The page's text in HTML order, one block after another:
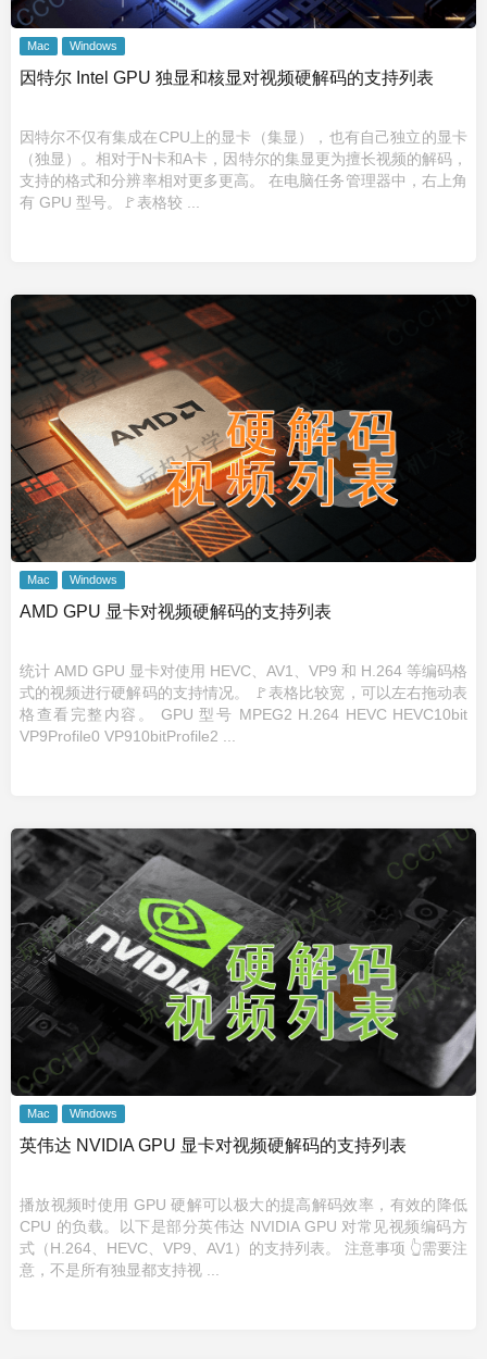
Mac Windows
因特尔 Intel GPU 独显和核显对视频硬解码的支持列表
因特尔不仅有集成在CPU上的显卡（集显），也有自己独立的显卡
（独显）。相对于N卡和A卡，因特尔的集显更为擅长视频的解码，
支持的格式和分辨率相对更多更高。 在电脑任务管理器中，右上角
有 GPU 型号。🚩表格较 ...
Mac Windows
AMD GPU 显卡对视频硬解码的支持列表
统计 AMD GPU 显卡对使用 HEVC、AV1、VP9 和 H.264 等编码格
式的视频进行硬解码的支持情况。 🚩表格比较宽，可以左右拖动表
格查看完整内容。 GPU 型号 MPEG2 H.264 HEVC HEVC10bit
VP9Profile0 VP910bitProfile2 ...
Mac Windows
英伟达 NVIDIA GPU 显卡对视频硬解码的支持列表
播放视频时使用 GPU 硬解可以极大的提高解码效率，有效的降低
CPU 的负载。以下是部分英伟达 NVIDIA GPU 对常见视频编码方
式（H.264、HEVC、VP9、AV1）的支持列表。 注意事项 👆需要注
意，不是所有独显都支持视 ...